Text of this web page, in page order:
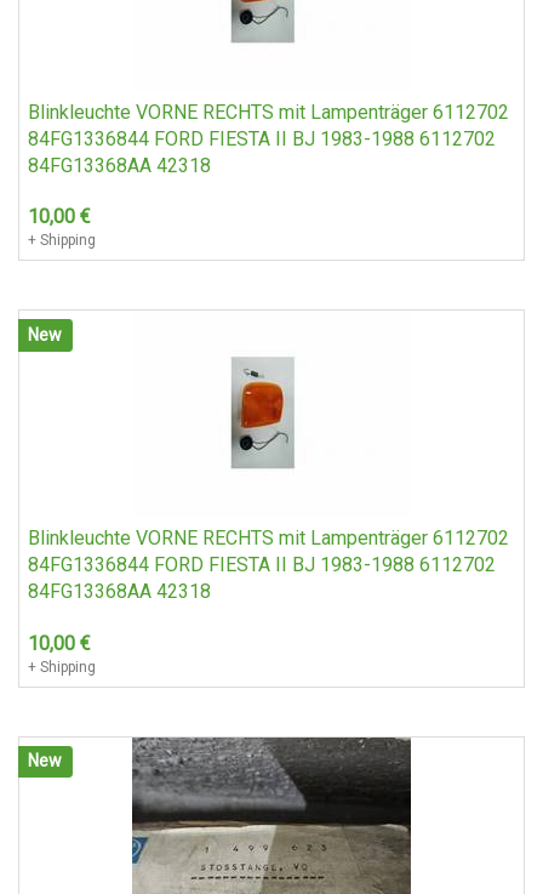
Blinkleuchte VORNE RECHTS mit Lampenträger 6112702
84FG1336844 FORD FIESTA II BJ 1983-1988 6112702
84FG13368AA 42318
10,00 €
+ Shipping
New
Blinkleuchte VORNE RECHTS mit Lampenträger 6112702
84FG1336844 FORD FIESTA II BJ 1983-1988 6112702
84FG13368AA 42318
10,00 €
+ Shipping
New